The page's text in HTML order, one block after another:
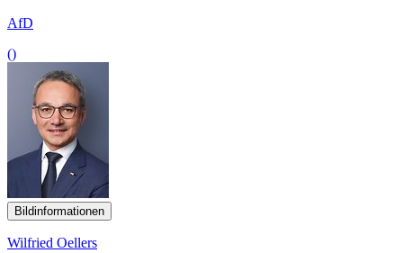
AfD
()
Bildinformationen
Wilfried Oellers